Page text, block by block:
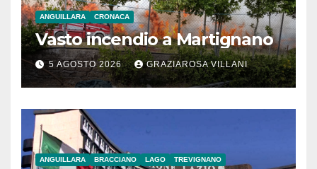
ANGUILLARA CRONACA
Vasto incendio a Martignano
5 AGOSTO 2026 GRAZIAROSA VILLANI
ANGUILLARA BRACCIANO LAGO TREVIGNANO